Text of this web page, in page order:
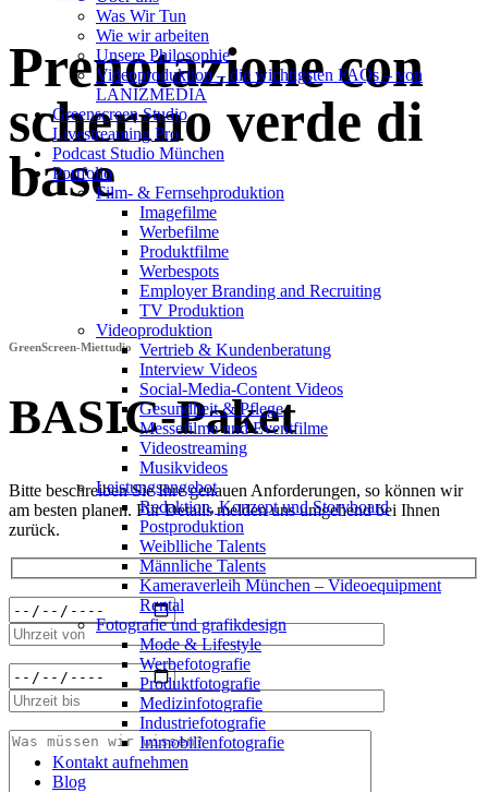
Was Wir Tun
Wie wir arbeiten
Unsere Philosophie
Videoproduktion – die wichtigsten FAQs – von
LANIZMEDIA
Greenscreen Studio
Livestreaming Pro
Podcast Studio München
Portfolio
Film- & Fernsehproduktion
Imagefilme
Werbefilme
Produktfilme
Werbespots
Employer Branding and Recruiting
TV Produktion
Videoproduktion
Vertrieb & Kundenberatung
Interview Videos
Social-Media-Content Videos
Gesundheit & Pflege
Mes­se­filme und Eventfilme
Video­strea­ming
Musikvideos
Leis­tungs­an­ge­bot
Redak­ti­on, Kon­zept und Storyboard
Post­pro­duk­ti­on
Weiblliche Talents
Männliche Talents
Kameraverleih München – Videoequipment
Rental
Fotografie und grafikdesign
Mode & Lifestyle
Werbefotografie
Produktfotografie
Medizinfotografie
Industriefotografie
Immobilienfotografie
Kontakt aufnehmen
Blog
Prenotazione con
schermo verde di
base
GreenScreen-Miettudio
BASIC-Paket
Bitte beschreiben Sie Ihre genauen Anforderungen, so können wir
am besten planen. Für Details melden uns umgehend bei Ihnen
zurück.